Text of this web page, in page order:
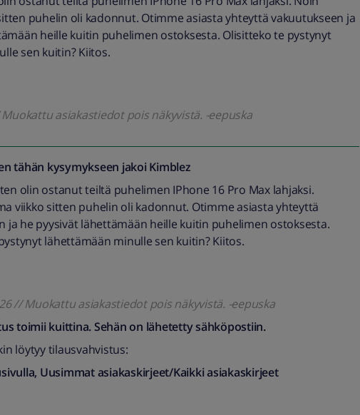
puhelin oli kadonnut. Otimme asiasta yhteyttä vakuutukseen ja
heille kuitin puhelimen ostoksesta. Olisitteko te pystynyt
sen kuitin? Kiitos.
Muokattu asiakastiedot pois näkyvistä. -eepuska
tähän kysymykseen jakoi Kimblez
olin ostanut teiltä puhelimen IPhone 16 Pro Max lahjaksi.
viikko sitten puhelin oli kadonnut. Otimme asiasta yhteyttä
ja he pyysivät lähettämään heille kuitin puhelimen ostoksesta.
lähettämään minulle sen kuitin? Kiitos.
// Muokattu asiakastiedot pois näkyvistä. -eepuska
toimii kuittina. Sehän on lähetetty sähköpostiin.
löytyy tilausvahvistus:
Uusimmat asiakaskirjeet/Kaikki asiakaskirjeet